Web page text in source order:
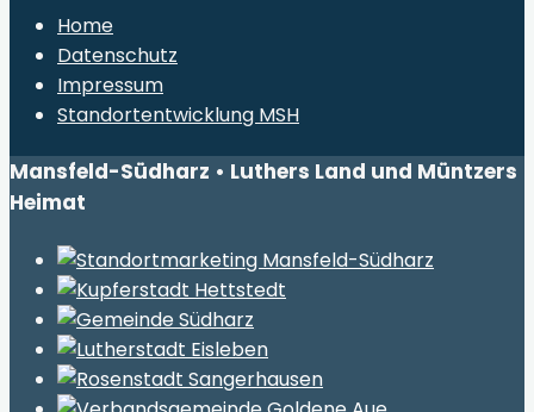
Home
Datenschutz
Impressum
Standortentwicklung MSH
Mansfeld-Südharz • Luthers Land und Müntzers
Heimat